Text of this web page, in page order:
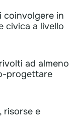
coinvolgere in
civica a livello
ad almeno
progettare
risorse e